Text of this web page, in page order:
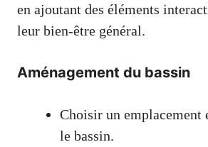
en ajoutant des éléments
leur bien-être général.
Aménagement du bassin
Choisir un emplacement
le bassin.